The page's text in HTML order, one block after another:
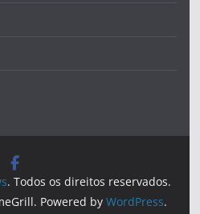
. Todos os direitos reservados.
Powered byWordPress.